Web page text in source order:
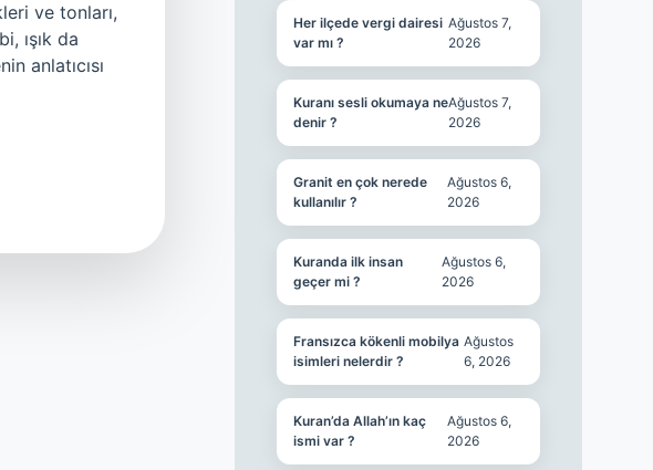
ve tonları,
ışık da
anlatıcısı
Her ilçede vergi dairesi
var mı ?
Ağustos 7,
2026
Kuranı sesli okumaya ne
denir ?
Ağustos 7,
2026
Granit en çok nerede
kullanılır ?
Ağustos 6,
2026
Kuranda ilk insan
geçer mi ?
Ağustos 6,
2026
Fransızca kökenli mobilya
isimleri nelerdir ?
Ağustos
6, 2026
Kuran’da Allah’ın kaç
ismi var ?
Ağustos 6,
2026